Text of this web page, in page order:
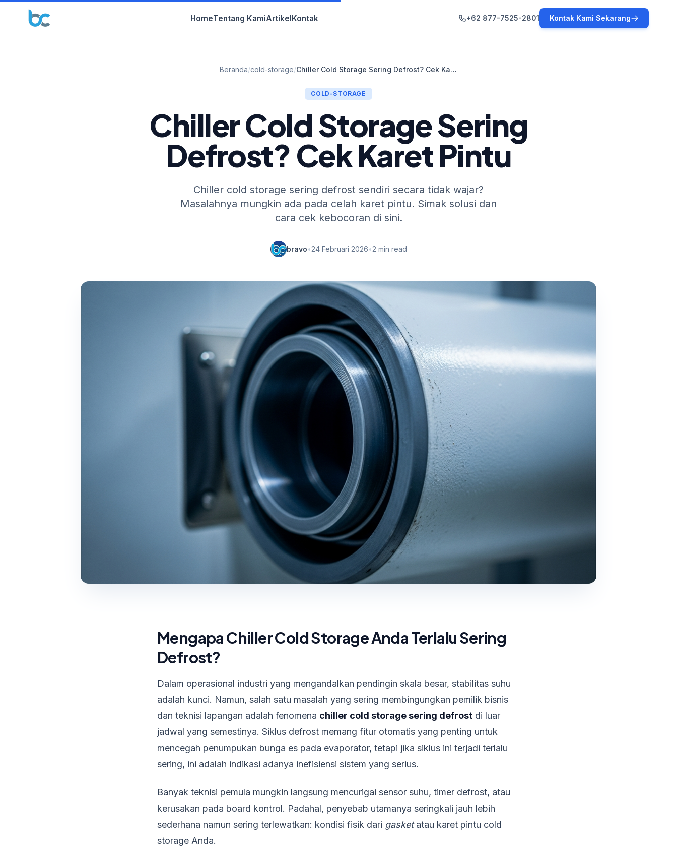
HomeTentang KamiArtikelKontak +62 877-7525-2801 Kontak Kami Sekarang
Beranda/cold-storage/ Chiller Cold Storage Sering Defrost? Cek Karet Pintu
COLD-STORAGE
Chiller Cold Storage Sering
Defrost? Cek Karet Pintu
Chiller cold storage sering defrost sendiri secara tidak wajar?
Masalahnya mungkin ada pada celah karet pintu. Simak solusi dan
cara cek kebocoran di sini.
bravo•24 Februari 2026•2 min read
Mengapa Chiller Cold Storage Anda Terlalu Sering
Defrost?
Dalam operasional industri yang mengandalkan pendingin skala besar, stabilitas suhu
adalah kunci. Namun, salah satu masalah yang sering membingungkan pemilik bisnis
dan teknisi lapangan adalah fenomena chiller cold storage sering defrost di luar
jadwal yang semestinya. Siklus defrost memang fitur otomatis yang penting untuk
mencegah penumpukan bunga es pada evaporator, tetapi jika siklus ini terjadi terlalu
sering, ini adalah indikasi adanya inefisiensi sistem yang serius.
Banyak teknisi pemula mungkin langsung mencurigai sensor suhu, timer defrost, atau
kerusakan pada board kontrol. Padahal, penyebab utamanya seringkali jauh lebih
sederhana namun sering terlewatkan: kondisi fisik dari gasketatau karet pintu cold
storage Anda.